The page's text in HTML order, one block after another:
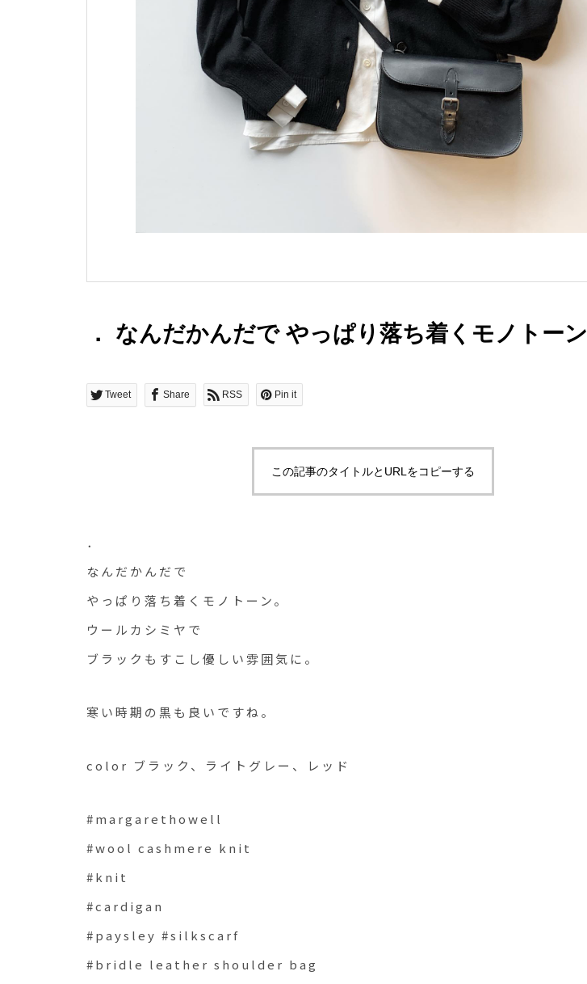
． なんだかんだで やっぱり落ち着くモノトーン
Tweet Share RSS Pin it
この記事のタイトルとURLをコピーする
．
なんだかんだで
やっぱり落ち着くモノトーン。
ウールカシミヤで
ブラックもすこし優しい雰囲気に。
寒い時期の黒も良いですね。
color ブラック、ライトグレー、レッド
#margarethowell
#wool cashmere knit
#knit
#cardigan
#paysley #silkscarf
#bridle leather shoulder bag